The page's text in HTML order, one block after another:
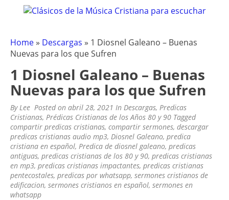
CLÁSICOS DE LA MÚSICA
.COM
Clásicos de la Música Cristiana para escuchar
Home » Descargas » 1 Diosnel Galeano – Buenas
Nuevas para los que Sufren
1 Diosnel Galeano – Buenas
Nuevas para los que Sufren
ByLee Posted on abril 28, 2021 In Descargas, Predicas
Cristianas, Prédicas Cristianas de los Años 80 y 90 Tagged
compartir predicas cristianas, compartir sermones, descargar
predicas cristianas audio mp3, Diosnel Galeano, predica
cristiana en español, Predica de diosnel galeano, predicas
antiguas, predicas cristianas de los 80 y 90, predicas cristianas
en mp3, predicas cristianas impactantes, predicas cristianas
pentecostales, predicas por whatsapp, sermones cristianos de
edificacion, sermones cristianos en español, sermones en
whatsapp